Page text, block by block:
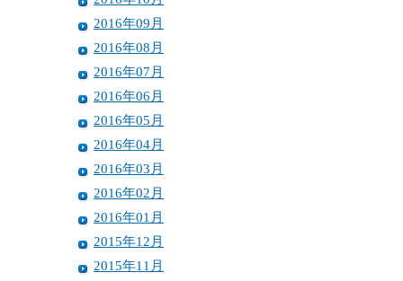
2016年09月
2016年08月
2016年07月
2016年06月
2016年05月
2016年04月
2016年03月
2016年02月
2016年01月
2015年12月
2015年11月